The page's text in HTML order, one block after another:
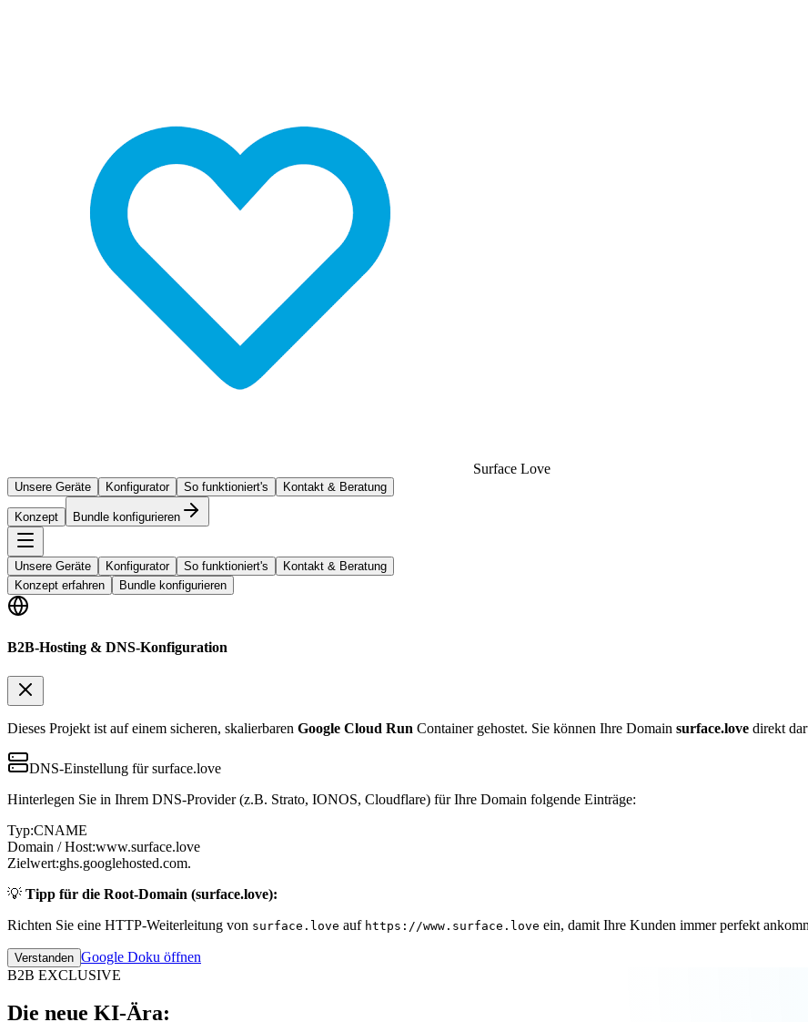
Surface Love
Unsere Geräte Konfigurator So funktioniert's Kontakt & Beratung
Konzept Bundle konfigurieren
Unsere Geräte Konfigurator So funktioniert's
Kontakt & Beratung
Konzept erfahren
Bundle konfigurieren
B2B-Hosting & DNS-Konfiguration
Dieses Projekt ist auf einem sicheren, skalierbaren Google Cloud Run Container gehostet. Sie können Ihre Domain surface.love direkt
DNS-Einstellung für surface.love
Hinterlegen Sie in Ihrem DNS-Provider (z.B. Strato, IONOS, Cloudflare) für Ihre Domain folgende Einträge:
Typ:CNAME
Domain / Host:www.surface.love
Zielwert:ghs.googlehosted.com.
💡 Tipp für die Root-Domain (surface.love):
Richten Sie eine HTTP-Weiterleitung von surface.love auf https://www.surface.love ein, damit Ihre Kunden immer perfekt
Verstanden Google Doku öffnen
B2B EXCLUSIVE
Die neue KI-Ära: